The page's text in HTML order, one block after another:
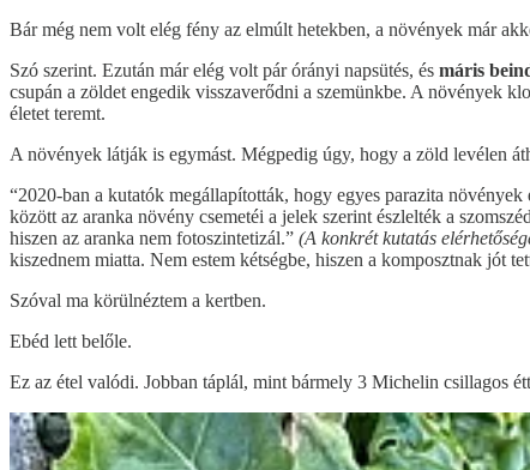
Bár még nem volt elég fény az elmúlt hetekben, a növények már
Szó szerint. Ezután már elég volt pár órányi napsütés, és máris
csupán a zöldet engedik visszaverődni a szemünkbe. A növények
életet teremt.
A növények látják is egymást. Mégpedig úgy, hogy a zöld levélen
“2020-ban a kutatók megállapították, hogy egyes parazita
között az aranka növény csemetéi a jelek szerint észlelték a
hiszen az aranka nem fotoszintetizál.” (A konkrét kutatás
kiszednem miatta. Nem estem kétségbe, hiszen a komposztnak jót
Szóval ma körülnéztem a kertben.
Ebéd lett belőle.
Ez az étel valódi. Jobban táplál, mint bármely 3 Michelin csillagos